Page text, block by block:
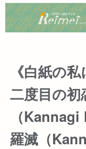
《白紙の
二度目の
（
羅滅（